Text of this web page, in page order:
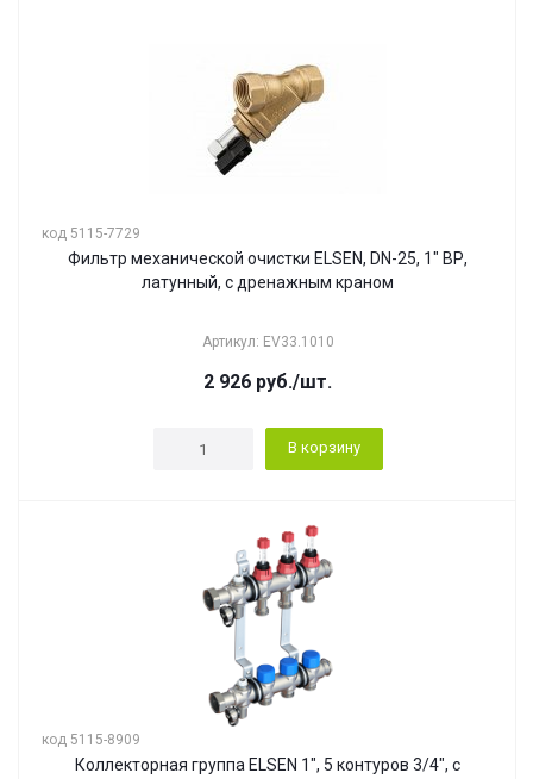
код 5115-7729
Фильтр механической очистки ELSEN, DN-25, 1" ВР,
латунный, с дренажным краном
Артикул: EV33.1010
2 926 руб./шт.
В корзину
код 5115-8909
Коллекторная группа ELSEN 1", 5 контуров 3/4", с